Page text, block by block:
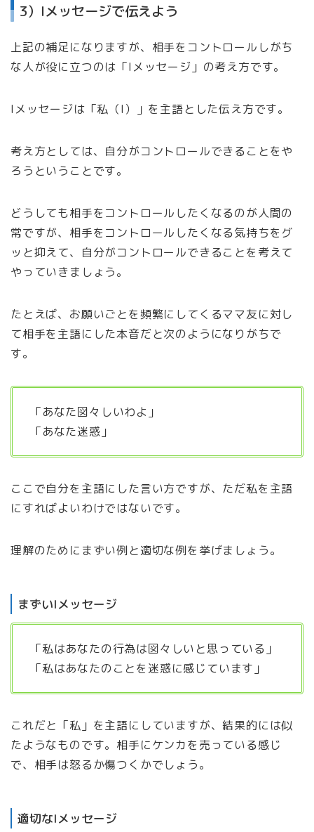
3）Iメッセージで伝えよう
上記の補足になりますが、相手をコントロールしがち
な人が役に立つのは「Iメッセージ」の考え方です。
Iメッセージは「私（I）」を主語とした伝え方です。
考え方としては、自分がコントロールできることをや
ろうということです。
どうしても相手をコントロールしたくなるのが人間の
常ですが、相手をコントロールしたくなる気持ちをグ
ッと抑えて、自分がコントロールできることを考えて
やっていきましょう。
たとえば、お願いごとを頻繁にしてくるママ友に対し
て相手を主語にした本音だと次のようになりがちで
す。
「あなた図々しいわよ」
「あなた迷惑」
ここで自分を主語にした言い方ですが、ただ私を主語
にすればよいわけではないです。
理解のためにまずい例と適切な例を挙げましょう。
まずいIメッセージ
「私はあなたの行為は図々しいと思っている」
「私はあなたのことを迷惑に感じています」
これだと「私」を主語にしていますが、結果的には似
たようなものです。相手にケンカを売っている感じ
で、相手は怒るか傷つくかでしょう。
適切なIメッセージ